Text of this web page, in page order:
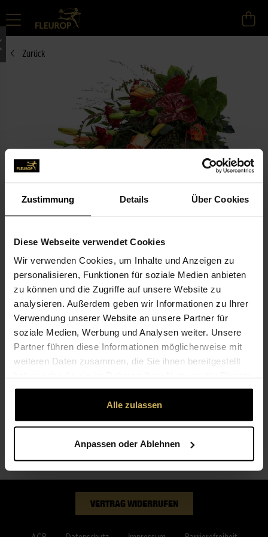
Zustimmung Details Über Cookies
Diese Webseite verwendet Cookies
Wir verwenden Cookies, um Inhalte und Anzeigen zu
personalisieren, Funktionen für soziale Medien anbieten
zu können und die Zugriffe auf unsere Website zu
analysieren. Außerdem geben wir Informationen zu Ihrer
Verwendung unserer Website an unsere Partner für
soziale Medien, Werbung und Analysen weiter. Unsere
Partner führen diese Informationen möglicherweise mit
weiteren Daten zusammen, die Sie ihnen bereitgestellt
gesammelt haben.
Alle zulassen
Anpassen oder Ablehnen
Zurück
Premium
Funeral spray golden
GRÖSSE WÄHLEN
88,00 €
M
101,00 €
L
134,00 €
XL
VERTRAG WIDERRUFEN